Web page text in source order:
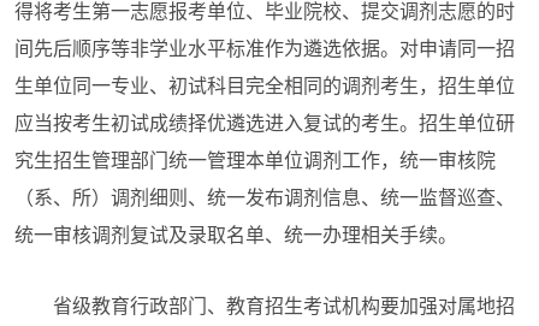
得将考生第一志愿报考单位、毕业院校、提交调剂志愿的时
间先后顺序等非学业水平标准作为遴选依据。对申请同一招
生单位同一专业、初试科目完全相同的调剂考生，招生单位
应当按考生初试成绩择优遴选进入复试的考生。招生单位研
究生招生管理部门统一管理本单位调剂工作，统一审核院
（系、所）调剂细则、统一发布调剂信息、统一监督巡查、
统一审核调剂复试及录取名单、统一办理相关手续。
省级教育行政部门、教育招生考试机构要加强对属地招